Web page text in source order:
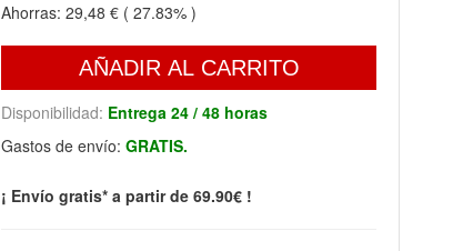
Ahorras: 29,48 € ( 27.83% )
AÑADIR AL CARRITO
Disponibilidad: Entrega 24 / 48 horas
Gastos de envío: GRATIS.
¡ Envío gratis* a partir de 69.90€ !